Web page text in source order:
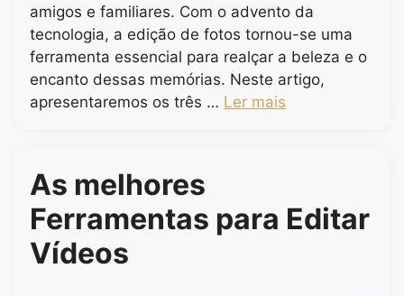
amigos e familiares. Com o advento da
tecnologia, a edição de fotos tornou-se uma
ferramenta essencial para realçar a beleza e o
encanto dessas memórias. Neste artigo,
apresentaremos os três … Ler mais
As melhores
Ferramentas para Editar
Vídeos